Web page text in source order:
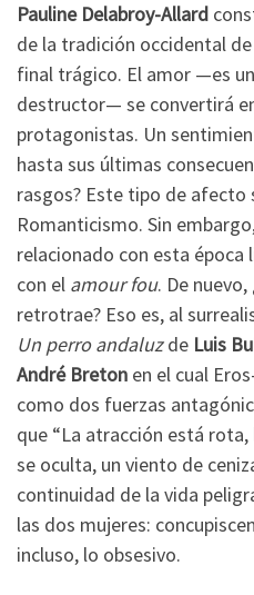
Pauline Delabroy-Allard
de la tradición occidental
final trágico. El amor —es
destructor— se convertirá
protagonistas. Un
hasta sus últimas
rasgos? Este tipo de afecto
Romanticismo. Sin
relacionado con esta
con el amour fou. De
retrotrae? Eso es, al
Un perro andaluzde Luis
André Breton en el cual
como dos fuerzas
que “La atracción está
se oculta, un viento de
continuidad de la vida
las dos mujeres:
incluso, lo obsesivo.